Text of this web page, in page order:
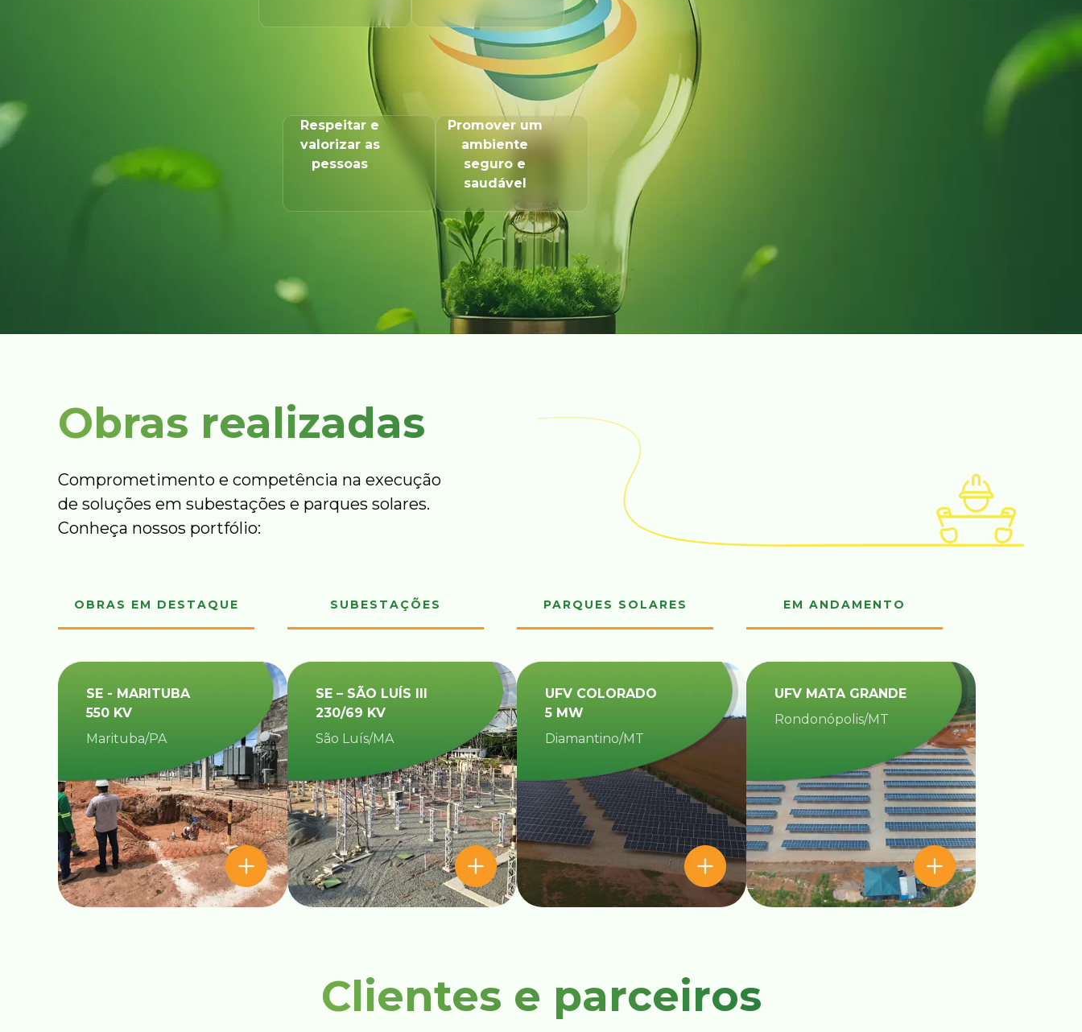
Respeitar e
valorizar as
pessoas
Promover um
ambiente
seguro e
saudável
Obras realizadas
Comprometimento e competência na execução
de soluções em subestações e parques solares.
Conheça nossos portfólio:
OBRAS EM DESTAQUE
SE - MARITUBA
550 KV
Marituba/PA
SUBESTAÇÕES
SE – SÃO LUÍS III
230/69 KV
São Luís/MA
PARQUES SOLARES
UFV COLORADO
5 MW
Diamantino/MT​
EM ANDAMENTO
UFV MATA GRANDE​
Rondonópolis/MT
Clientes e parceiros